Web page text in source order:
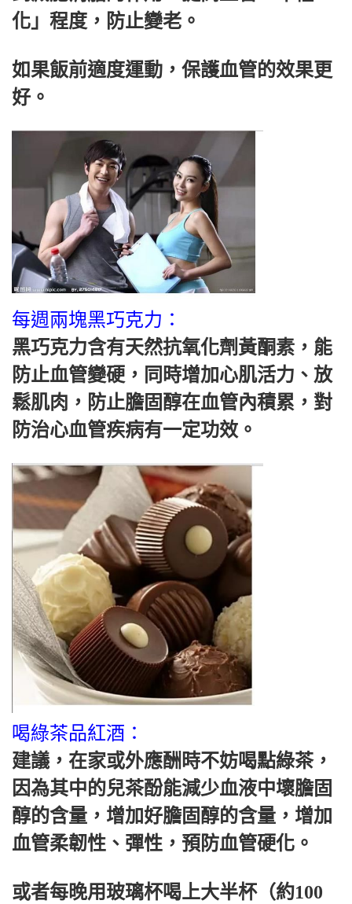
化」程度，防止變老。
如果飯前適度運動，保護血管的效果更
好。
每週兩塊黑巧克力：
黑巧克力含有天然抗氧化劑黃酮素，能
防止血管變硬，同時增加心肌活力、放
鬆肌肉，防止膽固醇在血管內積累，對
防治心血管疾病有一定功效。
喝綠茶品紅酒：
建議，在家或外應酬時不妨喝點綠茶，
因為其中的兒茶酚能減少血液中壞膽固
醇的含量，增加好膽固醇的含量，增加
血管柔韌性、彈性，預防血管硬化。
或者每晚用玻璃杯喝上大半杯（約100